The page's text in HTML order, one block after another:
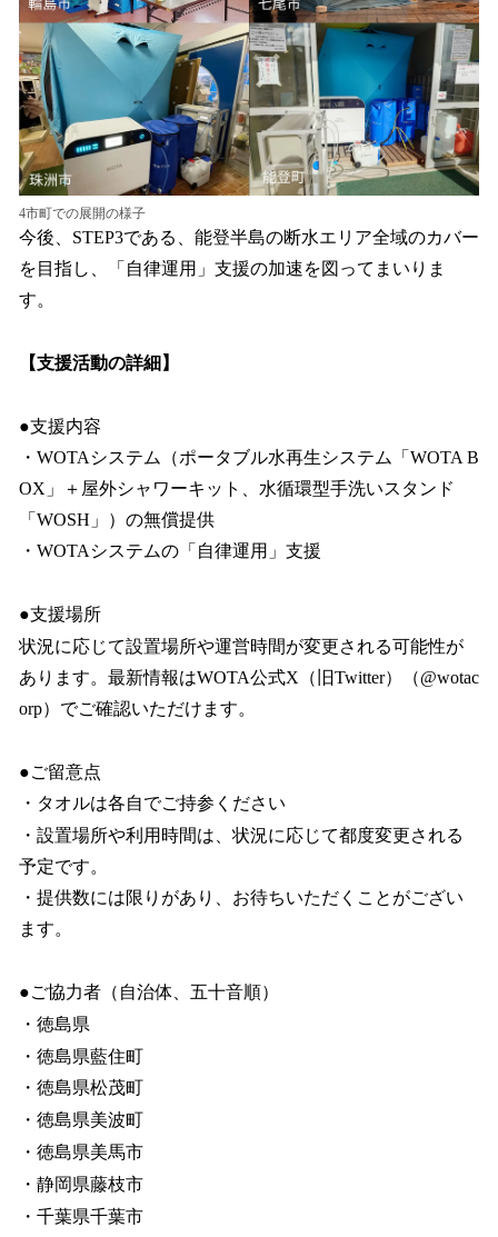
4市町での展開の様子
今後、STEP3である、能登半島の断水エリア全域のカバー
を目指し、「自律運用」支援の加速を図ってまいりま
す。
【支援活動の詳細】
●支援内容
・WOTAシステム（ポータブル水再生システム「WOTA B
OX」＋屋外シャワーキット、水循環型手洗いスタンド
「WOSH」）の無償提供
・WOTAシステムの「自律運用」支援
●支援場所
状況に応じて設置場所や運営時間が変更される可能性が
あります。最新情報はWOTA公式X（旧Twitter）（@wotac
orp）でご確認いただけます。
●ご留意点
・タオルは各自でご持参ください
・設置場所や利用時間は、状況に応じて都度変更される
予定です。
・提供数には限りがあり、お待ちいただくことがござい
ます。
●ご協力者（自治体、五十音順）
・徳島県
・徳島県藍住町
・徳島県松茂町
・徳島県美波町
・徳島県美馬市
・静岡県藤枝市
・千葉県千葉市